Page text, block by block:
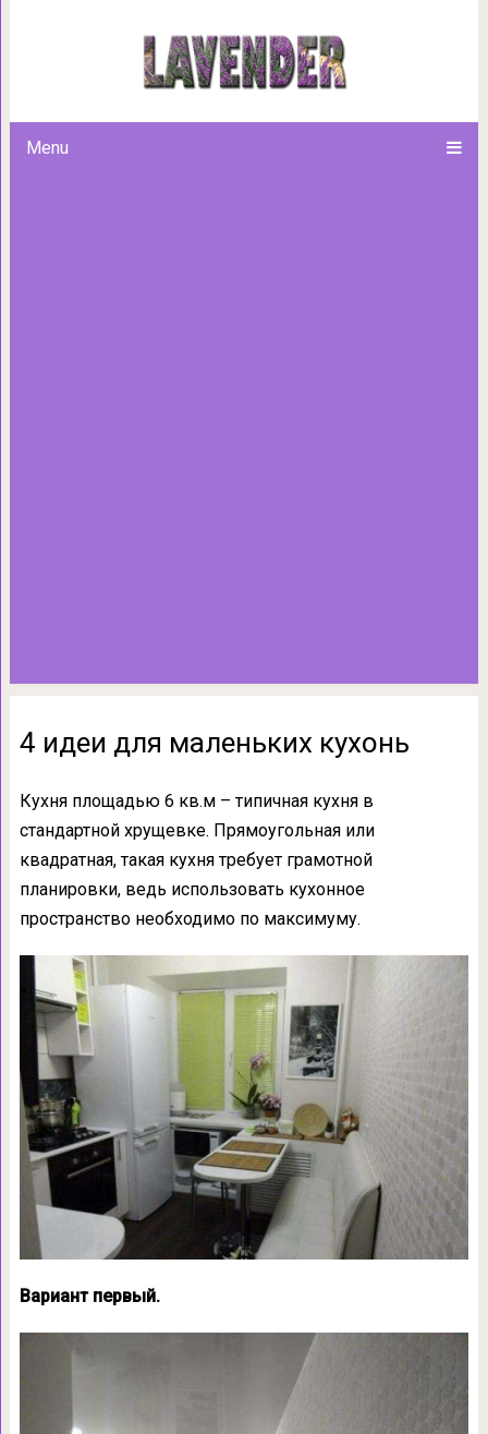
Menu
4 идеи для
4 идеи для маленьких кухонь
Кухня площадью 6 кв.м – типичная кухня в
стандартной хрущевке. Прямоугольная или
квадратная, такая кухня требует грамотной
планировки, ведь использовать кухонное
пространство необходимо по максимуму.
Вариант первый.